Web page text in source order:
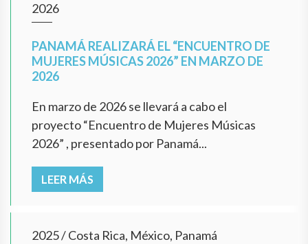
2026
PANAMÁ REALIZARÁ EL “ENCUENTRO DE
MUJERES MÚSICAS 2026” EN MARZO DE
2026
En marzo de 2026 se llevará a cabo el
proyecto “Encuentro de Mujeres Músicas
2026” , presentado por Panamá...
LEER MÁS
2025/Costa Rica, México, Panamá